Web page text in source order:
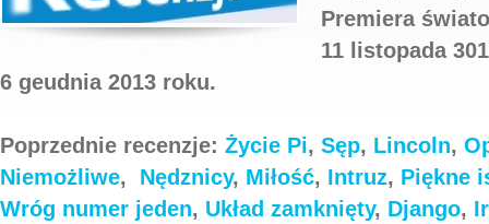
Premiera
11 listopada
6 geudnia 2013 roku.
Poprzednie recenzje: Życie Pi, Sęp, Lincoln,
Niemożliwe, Nędznicy, Miłość, Intruz, Piękne
Wróg numer jeden, Układ zamknięty, Django,